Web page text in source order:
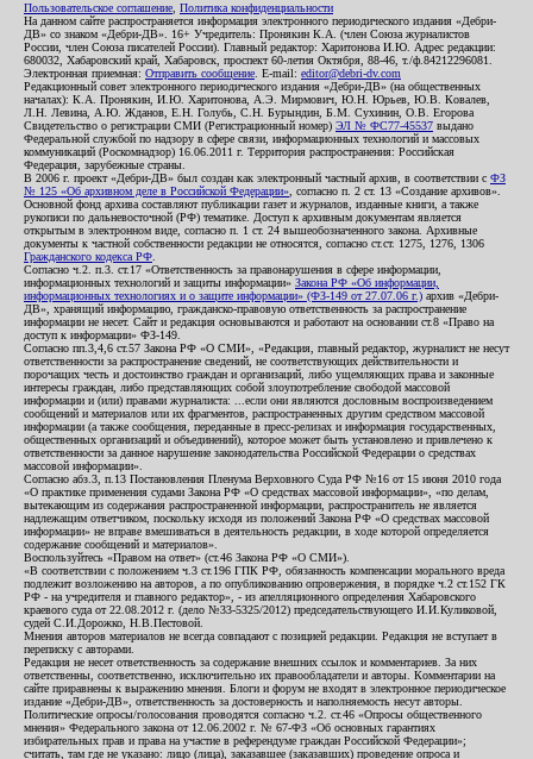
Пользовательское соглашение Политика конфиденциальности
На данном сайте распространяется информация электронного периодического издания «Дебри-
ДВ» со знаком «Дебри-ДВ». 16+ Учредитель: Пронякин К.А. (член Союза журналистов
России, член Союза писателей России). Главный редактор: Харитонова И.Ю. Адрес редакции:
680032, Хабаровский край, Хабаровск, проспект 60-летия Октября, 88-46, т./ф.84212296081.
Электронная приемная: Отправить сообщение . E-mail: editor@debri-dv.com
Редакционный совет электронного периодического издания «Дебри-ДВ» (на общественных
началах): К.А. Пронякин, И.Ю. Харитонова, А.Э. Мирмович, Ю.Н. Юрьев, Ю.В. Ковалев,
Л.Н. Левина, А.Ю. Жданов, Е.Н. Голубь, С.Н. Бурындин, Б.М. Сухинин, О.В. Егорова
Свидетельство о регистрации СМИ (Регистрационный номер) ЭЛ № ФС77-45537 выдано
Федеральной службой по надзору в сфере связи, информационных технологий и массовых
коммуникаций (Роскомнадзор) 16.06.2011 г. Территория распространения: Российская
Федерация, зарубежные страны.
В 2006 г. проект «Дебри-ДВ» был создан как электронный частный архив, в соответствии с ФЗ
№ 125 «Об архивном деле в Российской Федерации» , согласно п. 2 ст. 13 «Создание архивов».
Основной фонд архива составляют публикации газет и журналов, изданные книги, а также
рукописи по дальневосточной (РФ) тематике. Доступ к архивным документам является
открытым в электронном виде, согласно п. 1 ст. 24 вышеобозначенного закона. Архивные
документы к частной собственности редакции не относятся, согласно ст.ст. 1275, 1276, 1306
Гражданского кодекса РФ
Согласно ч.2. п.3. ст.17 «Ответственность за правонарушения в сфере информации,
информационных технологий и защиты информации» Закона РФ «Об информации,
информационных технологиях и о защите информации» (ФЗ-149 от 27.07.06 г.) архив «Дебри-
ДВ», хранящий информацию, гражданско-правовую ответственность за распространение
информации не несет. Сайт и редакция основываются и работают на основании ст.8 «Право на
доступ к информации» ФЗ-149.
Согласно пп.3,4,6 ст.57 Закона РФ «О СМИ», «Редакция, главный редактор, журналист не несут
ответственности за распространение сведений, не соответствующих действительности и
порочащих честь и достоинство граждан и организаций, либо ущемляющих права и законные
интересы граждан, либо представляющих собой злоупотребление свободой массовой
информации и (или) правами журналиста: ...если они являются дословным воспроизведением
сообщений и материалов или их фрагментов, распространенных другим средством массовой
информации (а также сообщения, переданные в пресс-релизах и информация государственных,
общественных организаций и объединений), которое может быть установлено и привлечено к
ответственности за данное нарушение законодательства Российской Федерации о средствах
массовой информации».
Согласно абз.3, п.13 Постановления Пленума Верховного Суда РФ №16 от 15 июня 2010 года
«О практике применения судами Закона РФ «О средствах массовой информации», «по делам,
вытекающим из содержания распространенной информации, распространитель не является
надлежащим ответчиком, поскольку исходя из положений Закона РФ «О средствах массовой
информации» не вправе вмешиваться в деятельность редакции, в ходе которой определяется
содержание сообщений и материалов».
Воспользуйтесь «Правом на ответ» (ст.46 Закона РФ «О СМИ»).
«В соответствии с положением ч.3 ст.196 ГПК РФ, обязанность компенсации морального вреда
подлежит возложению на авторов, а по опубликованию опровержения, в порядке ч.2 ст.152 ГК
РФ - на учредителя и главного редактор», - из апелляционного определения Хабаровского
краевого суда от 22.08.2012 г. (дело №33-5325/2012) председательствующего И.И.Куликовой,
судей С.И.Дорожко, Н.В.Пестовой.
Мнения авторов материалов не всегда совпадают с позицией редакции. Редакция не вступает в
переписку с авторами.
Редакция не несет ответственность за содержание внешних ссылок и комментариев. За них
ответственны, соответственно, исключительно их правообладатели и авторы. Комментарии на
сайте приравнены к выражению мнения. Блоги и форум не входят в электронное периодическое
издание «Дебри-ДВ», ответственность за достоверность и наполняемость несут авторы.
Политические опросы/голосования проводятся согласно ч.2. ст.46 «Опросы общественного
мнения» Федерального закона от 12.06.2002 г. № 67-ФЗ «Об основных гарантиях
избирательных прав и права на участие в референдуме граждан Российской Федерации»;
считать, там где не указано: лицо (лица), заказавшее (заказавших) проведение опроса и